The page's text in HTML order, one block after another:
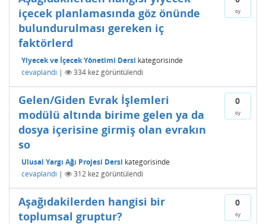
oy
içecek planlamasında göz önünde
bulundurulması gereken iç
faktörlerd
Yiyecek ve İçecek Yönetimi Dersi kategorisinde
cevaplandı | 334 kez görüntülendi
0
oy
Gelen/Giden Evrak İşlemleri
modülü altında birime gelen ya da
dosya içerisine girmiş olan evrakın
so
Ulusal Yargı Ağı Projesi Dersi kategorisinde
cevaplandı | 312 kez görüntülendi
0
oy
Aşağıdakilerden hangisi bir
toplumsal gruptur?